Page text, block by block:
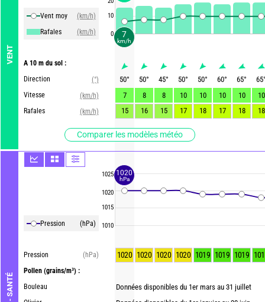
VENT
Vent moy
(km/h)
Rafales
(km/h)
A 10 m du sol :
Direction
(°)
Vitesse
(km/h)
Rafales
(km/h)
Comparer les modèles météo
Pression (hPa)
Pression
(hPa)
Pollen (grains/m³) :
Bouleau
10
0
1025
1020
1015
1010
50° 50° 45° 50° 50° 60° 65° 65
7
8 8 10 10 10 10
10
15
16 15 17 18 17 18 18
1020 1020 1020 1020 1019 1019 1019
Données disponibles du 1er mars au 31 juillet
7
km/h
1020
hPa